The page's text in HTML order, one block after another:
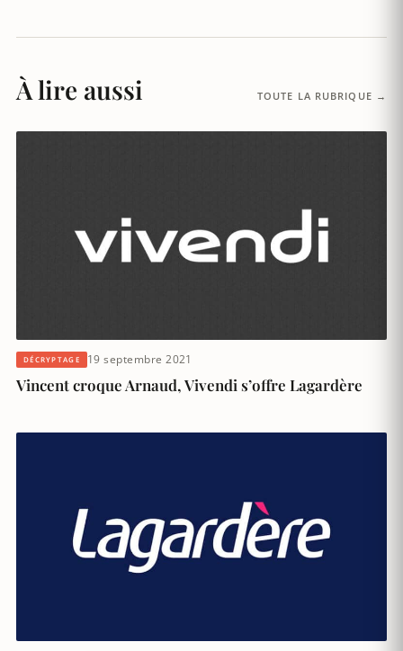
À lire aussi TOUTE LA RUBRIQUE →
DÉCRYPTAGE 19 septembre 2021
Vincent croque Arnaud, Vivendi s’offre Lagardère